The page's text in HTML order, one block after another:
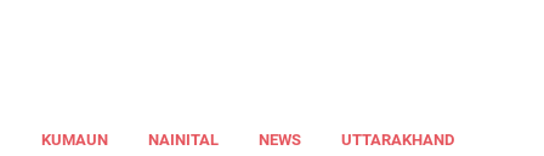
KUMAUN NAINITAL NEWS UTTARAKHAND